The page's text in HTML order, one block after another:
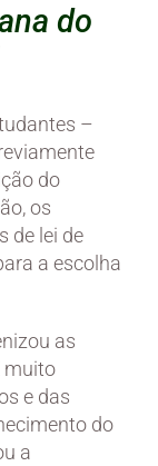
do
–
do
os
de lei de
a escolha
as
muito
e das
do
a